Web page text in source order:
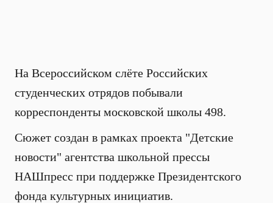
На Всероссийском слёте Российских
студенческих отрядов побывали
корреспонденты московской школы 498.
Сюжет создан в рамках проекта "Детские
новости" агентства школьной прессы
НАШпресс при поддержке Президентского
фонда культурных инициатив.